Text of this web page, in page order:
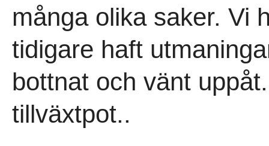
många olika saker. Vi
tidigare haft
bottnat och vänt
tillväxtpot..